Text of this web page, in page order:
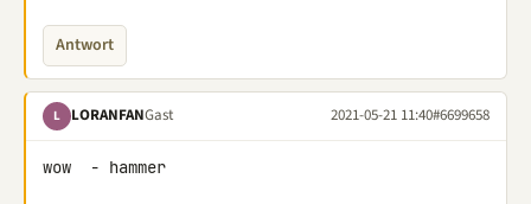
Antwort
L LORANFANGast 2021-05-21 11:40#6699658
wow  - hammer